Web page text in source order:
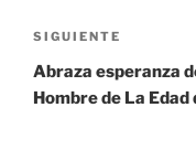
Siguiente
entrada
SIGUIENTE
Abraza esperanza
Hombre de La Edad